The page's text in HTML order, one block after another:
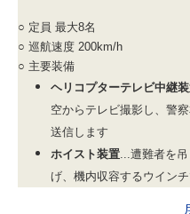
○ 定員 最大8名
○ 巡航速度 200km/h
○ 主要装備
ヘリコプターテレビ中継
空からテレビ撮影し、警
送信します
ホイスト装置...遭難者を吊
げ、機内収容するウイン